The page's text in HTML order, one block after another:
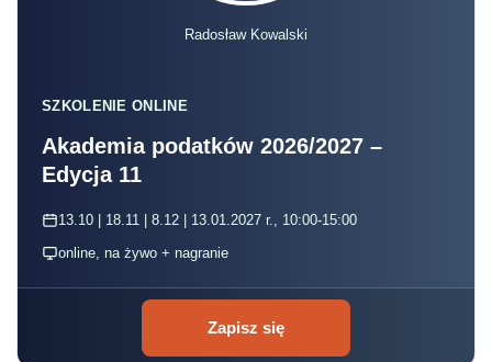
Radosław Kowalski
SZKOLENIE ONLINE
Akademia podatków 2026/2027 –
Edycja 11
13.10 | 18.11 | 8.12 | 13.01.2027 r., 10:00-15:00
online, na żywo + nagranie
Zapisz się